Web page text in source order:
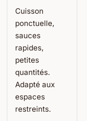
Cuisson
ponctuelle,
sauces
rapides,
petites
quantités.
Adapté aux
espaces
restreints.